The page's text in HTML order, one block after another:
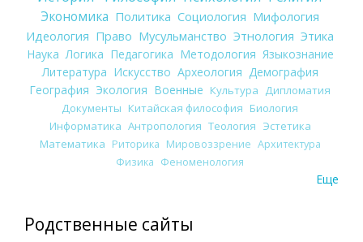
Экономика Политика Социология Мифология
Идеология Право Мусульманство Этнология Этика
Наука Логика Педагогика Методология Языкознание
Литература Искусство Археология Демография
География Экология Военные Культура
Дипломатия
Документы Китайская философия Биология
Информатика Антропология Теология Эстетика
Математика Риторика Мировоззрение Архитектура
Физика Феноменология
Еще
Родственные сайты